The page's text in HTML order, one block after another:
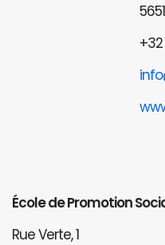
+32
École de Promotion
Rue Verte, 1